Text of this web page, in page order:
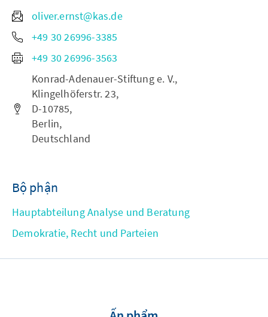
oliver.ernst@kas.de
+49 30 26996-3385
+49 30 26996-3563
Konrad-Adenauer-Stiftung e. V.,
Klingelhöferstr. 23,
D-10785,
Berlin,
Deutschland
Bộ phận
Hauptabteilung Analyse und Beratung
Demokratie, Recht und Parteien